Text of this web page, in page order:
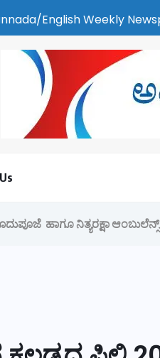
| ಕರಾವಳಿ ಸುದ್ದಿ -
ಹಾಗೂ ನಿತ್ಯರಕ್ಷಾ